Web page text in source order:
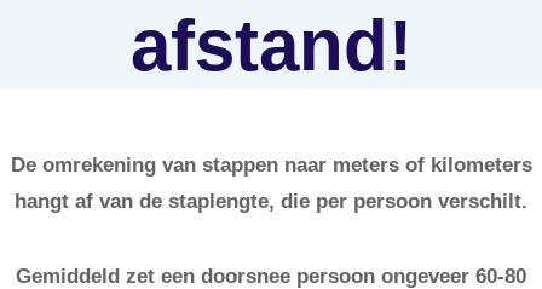
afstand!
De omrekening van stappen naar meters of kilometers
hangt af van de staplengte, die per persoon verschilt.
Gemiddeld zet een doorsnee persoon ongeveer 60-80